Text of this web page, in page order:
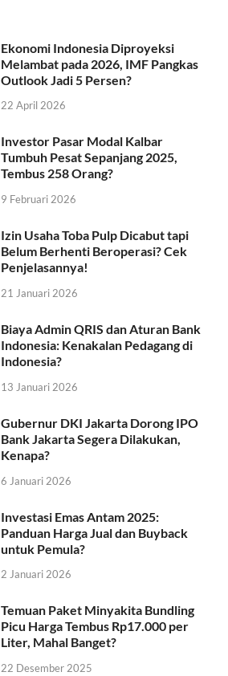
Ekonomi Indonesia Diproyeksi
Melambat pada 2026, IMF Pangkas
Outlook Jadi 5 Persen?
22 April 2026
Investor Pasar Modal Kalbar
Tumbuh Pesat Sepanjang 2025,
Tembus 258 Orang?
9 Februari 2026
Izin Usaha Toba Pulp Dicabut tapi
Belum Berhenti Beroperasi? Cek
Penjelasannya!
21 Januari 2026
Biaya Admin QRIS dan Aturan Bank
Indonesia: Kenakalan Pedagang di
Indonesia?
13 Januari 2026
Gubernur DKI Jakarta Dorong IPO
Bank Jakarta Segera Dilakukan,
Kenapa?
6 Januari 2026
Investasi Emas Antam 2025:
Panduan Harga Jual dan Buyback
untuk Pemula?
2 Januari 2026
Temuan Paket Minyakita Bundling
Picu Harga Tembus Rp17.000 per
Liter, Mahal Banget?
22 Desember 2025